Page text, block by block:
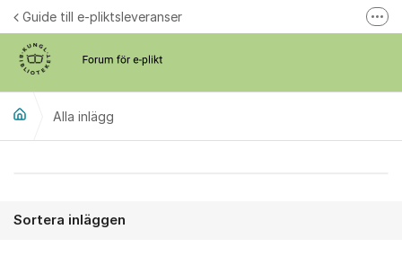
Hoppa till innehåll
Guide till e-pliktsleveranser
Alla inlägg
Sortera inläggen